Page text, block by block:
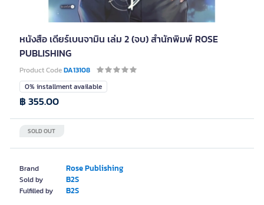
หนังสือ เดียร์เบนจามิน เล่ม 2 (จบ) สำนักพิมพ์ ROSE
PUBLISHING
Product CodeDA13108
Brand Rose Publishing
Sold by B2S
Fulfilled by B2S
0% installment available
SOLD OUT
฿ 355.00